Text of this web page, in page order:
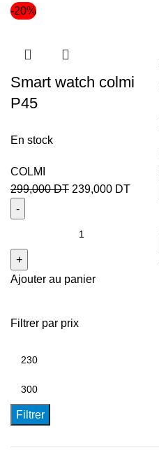
Filtrer par prix
Filtrer
-20%
Smart watch colmi
P45
En stock
COLMI
299,000DT 239,000 DT
Ajouter au panier